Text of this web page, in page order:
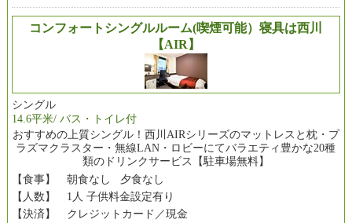
コンフォートシングルルーム(喫煙可能）寝具は西川
【AIR】
シングル
14.6平米/ バス・トイレ付
おすすめの上質シングル！西川AIRシリーズのマットレスと枕・プ
ラズマクラスター・無線LAN・ロビーにてバラエティ豊かな20種
類のドリンクサービス【駐車場無料】
【食事】
朝食なし 夕食なし
【人数】
1人 子供料金設定有り
【決済】
クレジットカード／現金